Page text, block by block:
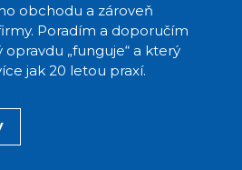
obchodu a zároveň
Poradím a doporučím
„funguje“ a který
jak 20 letou praxí.